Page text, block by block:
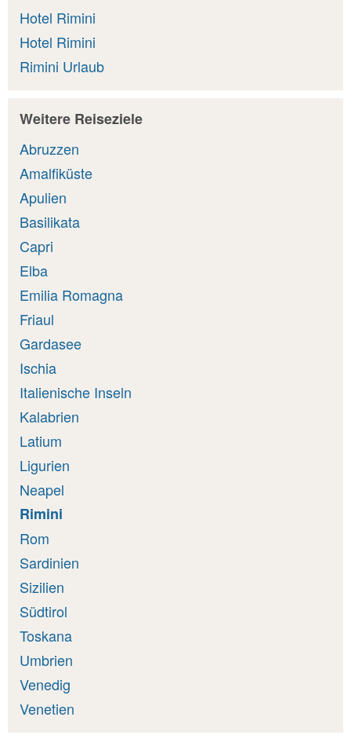
Hotel Rimini
Hotel Rimini
Rimini Urlaub
Weitere Reiseziele
Abruzzen
Amalfiküste
Apulien
Basilikata
Capri
Elba
Emilia Romagna
Friaul
Gardasee
Ischia
Italienische Inseln
Kalabrien
Latium
Ligurien
Neapel
Rimini
Rom
Sardinien
Sizilien
Südtirol
Toskana
Umbrien
Venedig
Venetien